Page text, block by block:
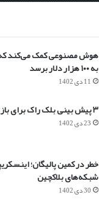
به ۱۰۰ هزار دلار برسد
11 دی 1402
۳ پیش بینی بلک راک برای بازار ارزهای دیجیتال
23 دی 1402
خطر در کمین پالیگان؛
شبکه‌های بلاکچین
30 دی 1402